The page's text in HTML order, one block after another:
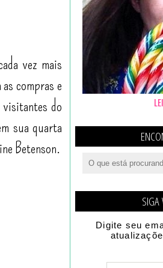
vez mais
compras e
do
sua quarta
Betenson.
SIGA
Digite seu